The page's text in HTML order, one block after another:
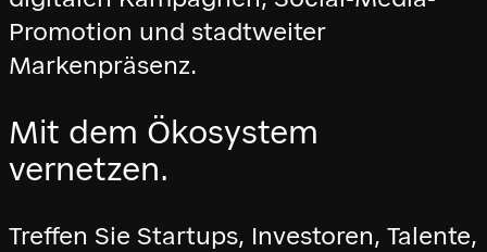
Promotion und stadtweiter
Markenpräsenz.
Mit dem Ökosystem
vernetzen.
Treffen Sie Startups, Investoren, Talente,